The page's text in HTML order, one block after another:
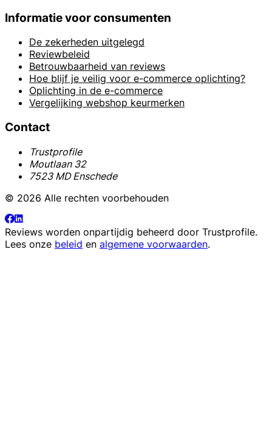
Informatie voor consumenten
De zekerheden uitgelegd
Reviewbeleid
Betrouwbaarheid van reviews
Hoe blijf je veilig voor e-commerce oplichting?
Oplichting in de e-commerce
Vergelijking webshop keurmerken
Contact
Trustprofile
Moutlaan 32
7523 MD Enschede
© 2026 Alle rechten voorbehouden
Reviews worden onpartijdig beheerd door Trustprofile.
Lees onze beleid en algemene voorwaarden.